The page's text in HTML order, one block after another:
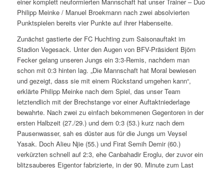
Philipp Meinke / Manuel Broekmann nach zwei absolvierten
Punktspielen bereits vier Punkte auf ihrer Habenseite.
Zunächst gastierte der FC Huchting zum Saisonauftakt im
Stadion Vegesack. Unter den Augen von BFV-Präsident Björn
Fecker gelang unseren Jungs ein 3:3-Remis, nachdem man
schon mit 0:3 hinten lag. „Die Mannschaft hat Moral bewiesen
und gezeigt, dass sie mit einem Rückstand umgehen kann“,
erklärte Philipp Meinke nach dem Spiel, das unser Team
letztendlich mit der Brechstange vor einer Auftaktniederlage
bewahrte. Nach zwei zu einfach bekommenen Gegentoren in der
ersten Halbzeit (27./29.) und dem 0:3 (53.) kurz nach dem
Pausenwasser, sah es düster aus für die Jungs um Veysel
Yasak. Doch Alieu Njie (55.) und Firat Semih Demir (60.)
verkürzten schnell auf 2:3, ehe Canbahadir Eroglu, der zuvor ein
blitzsauberes Eigentor fabrizierte, in der 90. Minute zum Last